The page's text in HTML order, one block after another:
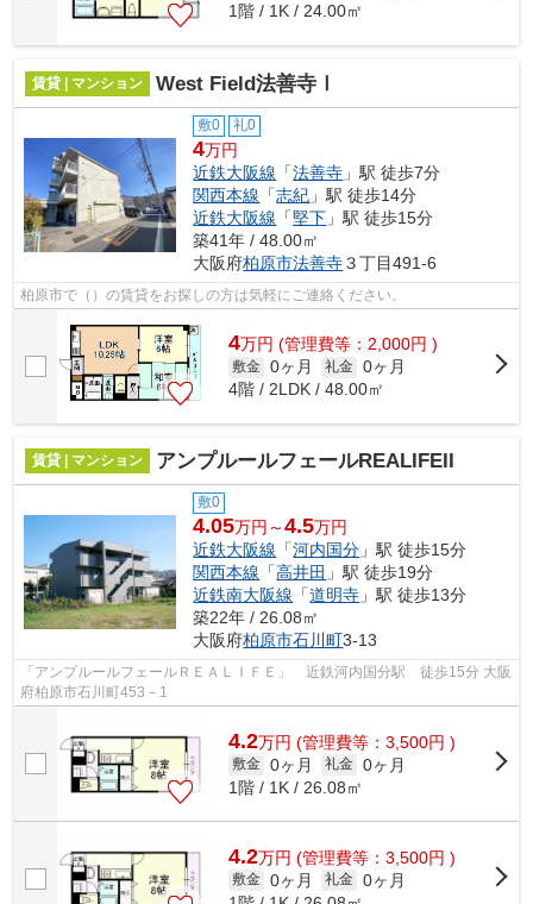
1階 / 1K / 24.00㎡
賃貸 | マンション West Field法善寺Ⅰ
敷0 礼0
4万円
近鉄大阪線 「法善寺 」駅 徒歩7分
関西本線 「志紀 」駅 徒歩14分
近鉄大阪線 「堅下 」駅 徒歩15分
築41年 / 48.00㎡
大阪府柏原市法善寺３丁目491-6
柏原市で（）の賃貸をお探しの方は気軽にご連絡ください。
4万円 (管理費等：2,000円 )
敷金 0ヶ月 礼金 0ヶ月
4階 / 2LDK / 48.00㎡
賃貸 | マンション アンプルールフェールREALIFEII
敷0
4.05万円～4.5万円
近鉄大阪線 「河内国分 」駅 徒歩15分
関西本線 「高井田 」駅 徒歩19分
近鉄南大阪線 「道明寺 」駅 徒歩13分
築22年 / 26.08㎡
大阪府柏原市石川町3-13
「アンプルールフェールＲＥＡＬＩＦＥ」 近鉄河内国分駅 徒歩15分 大阪
府柏原市石川町453－1
4.2万円 (管理費等：3,500円 )
敷金 0ヶ月 礼金 0ヶ月
1階 / 1K / 26.08㎡
4.2万円 (管理費等：3,500円 )
敷金 0ヶ月 礼金 0ヶ月